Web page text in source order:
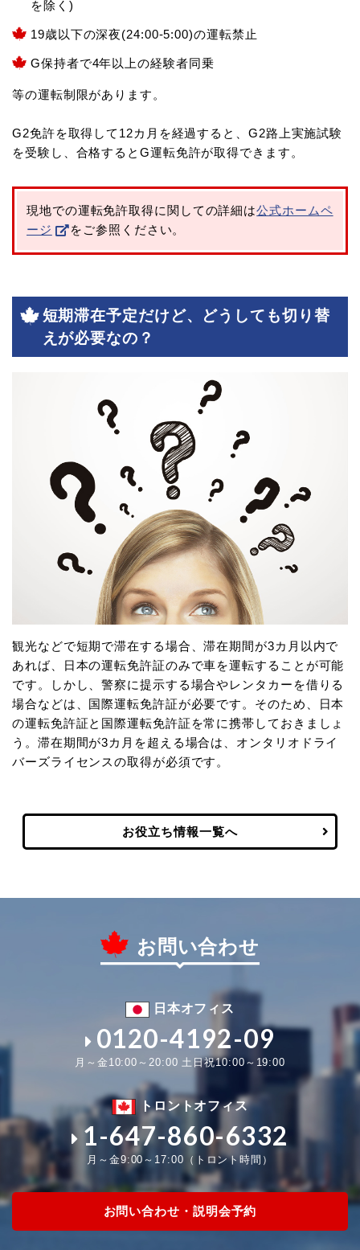
を除く)
19歳以下の深夜(24:00-5:00)の運転禁止
G保持者で4年以上の経験者同乗
等の運転制限があります。
G2免許を取得して12カ月を経過すると、G2路上実施試験
を受験し、合格するとG運転免許が取得できます。
現地での運転免許取得に関しての詳細は公式ホームペ
ージ
をご参照ください。
短期滞在予定だけど、どうしても切り替
えが必要なの？
観光などで短期で滞在する場合、滞在期間が3カ月以内で
あれば、日本の運転免許証のみで車を運転することが可能
です。しかし、警察に提示する場合やレンタカーを借りる
場合などは、国際運転免許証が必要です。そのため、日本
の運転免許証と国際運転免許証を常に携帯しておきましょ
う。滞在期間が3カ月を超える場合は、オンタリオドライ
バーズライセンスの取得が必須です。
お役立ち情報一覧へ
お問い合わせ
日本オフィス
0120-4192-09
月～金10:00～20:00 土日祝10:00～19:00
トロントオフィス
1-647-860-6332
月～金9:00～17:00（トロント時間）
お問い合わせ・説明会予約